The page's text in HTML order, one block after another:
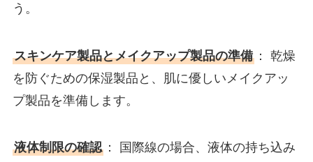
う。
スキンケア製品とメイクアップ製品の準備： 乾燥
を防ぐための保湿製品と、肌に優しいメイクアッ
プ製品を準備します。
液体制限の確認： 国際線の場合、液体の持ち込み